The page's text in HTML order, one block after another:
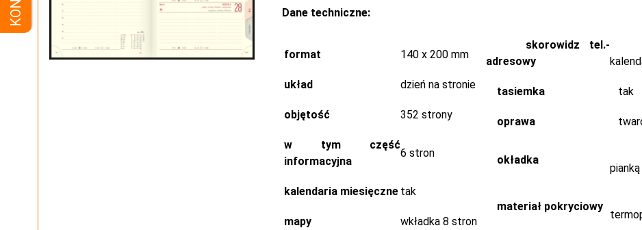
Dane techniczne:
format 140 x 200 mm
układ dzień na stronie
objętość 352 strony
w tym część
informacyjna
6 stron
kalendaria miesięczne tak
mapy wkładka 8 stron
skorowidz tel.-
adresowy
w
tasiemka tak
oprawa
okładka
pianką
materiał pokryciowy